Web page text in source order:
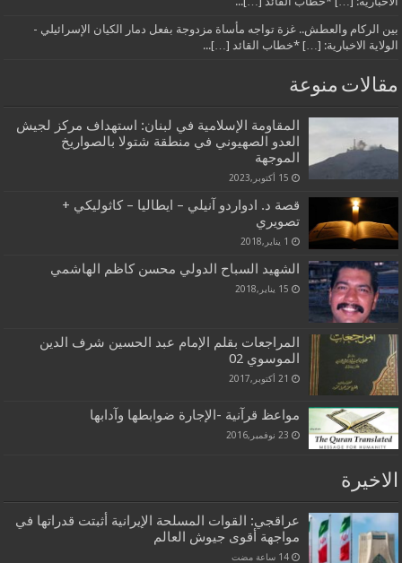
بين الركام والعطش.. غزة تواجه مأساة مزدوجة بفعل دمار الكيان الإسرائيلي -
الولاية الاخبارية: […] *خطاب القائد […]...
مقالات منوعة
المقاومة الإسلامية في لبنان: استهداف مركز لجيش
العدو الصهيوني في منطقة شتولا بالصواريخ
الموجهة
15 أكتوبر,2023
قصة د. ادواردو آنيلي – ايطاليا – كاثوليكي +
تصويري
1 يناير,2018
الشهيد السباح الدولي محسن كاظم الهاشمي
15 يناير,2018
المراجعات بقلم الإمام عبد الحسين شرف الدين
الموسوي 02
21 أكتوبر,2017
مواعظ قرآنية -الإجارة ضوابطها وآدابها
23 نوفمبر,2016
الاخيرة
عراقجي: القوات المسلحة الإيرانية أثبتت قدراتها في
مواجهة أقوى جيوش العالم
‏14 ساعة مضت